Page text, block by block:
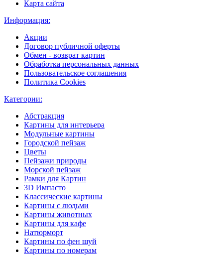
Карта сайта
Информация:
Акции
Договор публичной оферты
Обмен - возврат картин
Обработка персональных данных
Пользовательское соглашения
Политика Cookies
Категории:
Абстракция
Картины для интерьера
Модульные картины
Городской пейзаж
Цветы
Пейзажи природы
Морской пейзаж
Рамки для Картин
3D Импасто
Классические картины
Картины с людьми
Картины животных
Картины для кафе
Натюрморт
Картины по фен шуй
Картины по номерам